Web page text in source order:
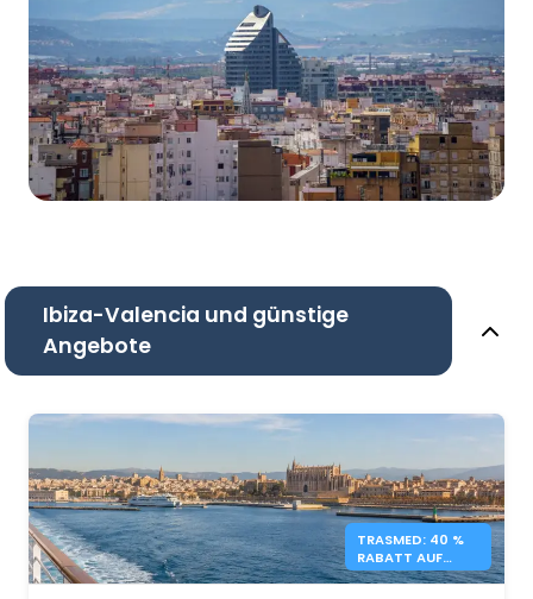
Ibiza-Valencia und günstige
Angebote
TRASMED: 40 %
RABATT AUF
BALEAREN-